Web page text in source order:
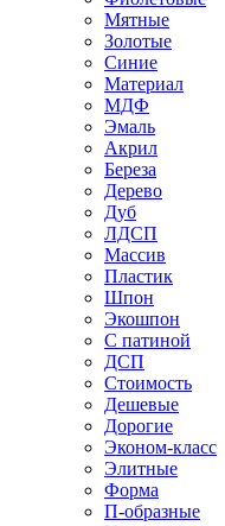
Мятные
Золотые
Синие
Материал
МДФ
Эмаль
Акрил
Береза
Дерево
Дуб
ЛДСП
Массив
Пластик
Шпон
Экошпон
С патиной
ДСП
Стоимость
Дешевые
Дорогие
Эконом-класс
Элитные
Форма
П-образные